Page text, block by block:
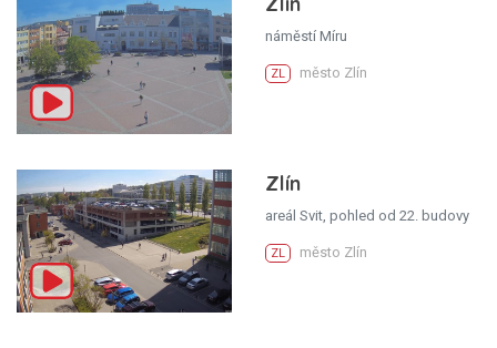
náměstí Míru
ZL město Zlín
Zlín
areál Svit, pohled od 22. budovy
ZL město Zlín